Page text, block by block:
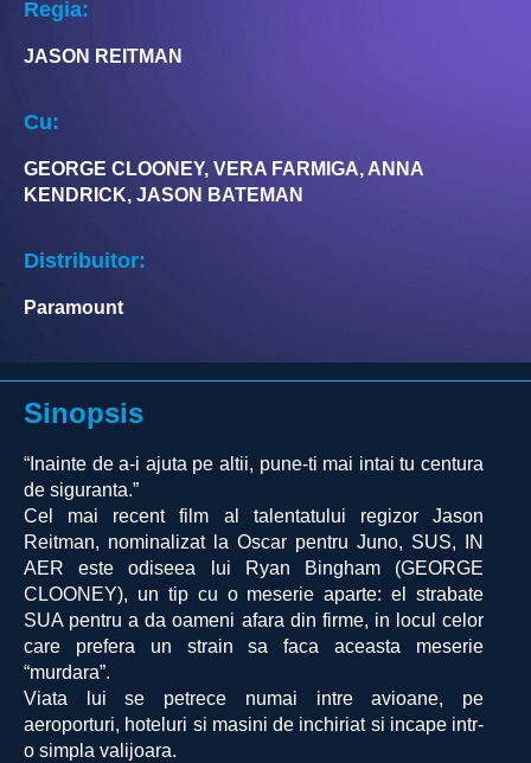
Regia:
JASON REITMAN
Cu:
GEORGE CLOONEY, VERA FARMIGA, ANNA
KENDRICK, JASON BATEMAN
Distribuitor:
Paramount
Sinopsis
“Inainte de a-i ajuta pe altii, pune-ti mai intai tu centura
de siguranta.”
Cel mai recent film al talentatului regizor Jason
Reitman, nominalizat la Oscar pentru Juno, SUS, IN
AER este odiseea lui Ryan Bingham (GEORGE
CLOONEY), un tip cu o meserie aparte: el strabate
SUA pentru a da oameni afara din firme, in locul celor
care prefera un strain sa faca aceasta meserie
“murdara”.
Viata lui se petrece numai intre avioane, pe
aeroporturi, hoteluri si masini de inchiriat si incape intr-
o simpla valijoara.